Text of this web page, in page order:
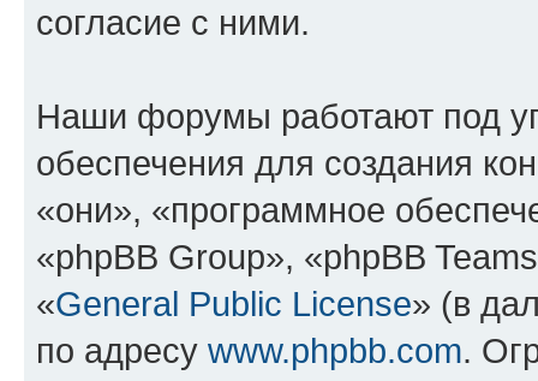
согласие с ними.
Наши форумы работают под
обеспечения для создания
«они», «программное
«phpBB Group», «phpBB
«General Public License» (в
по адресу www.phpbb.com.